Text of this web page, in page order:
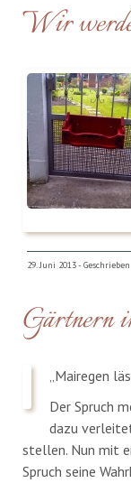
Wir
29. Juni 2013 -
Gärtnern
„Mairegen
Der Spruch
dazu
stellen. Nun mit
Spruch seine